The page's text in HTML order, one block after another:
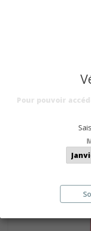
Pour pouvoir